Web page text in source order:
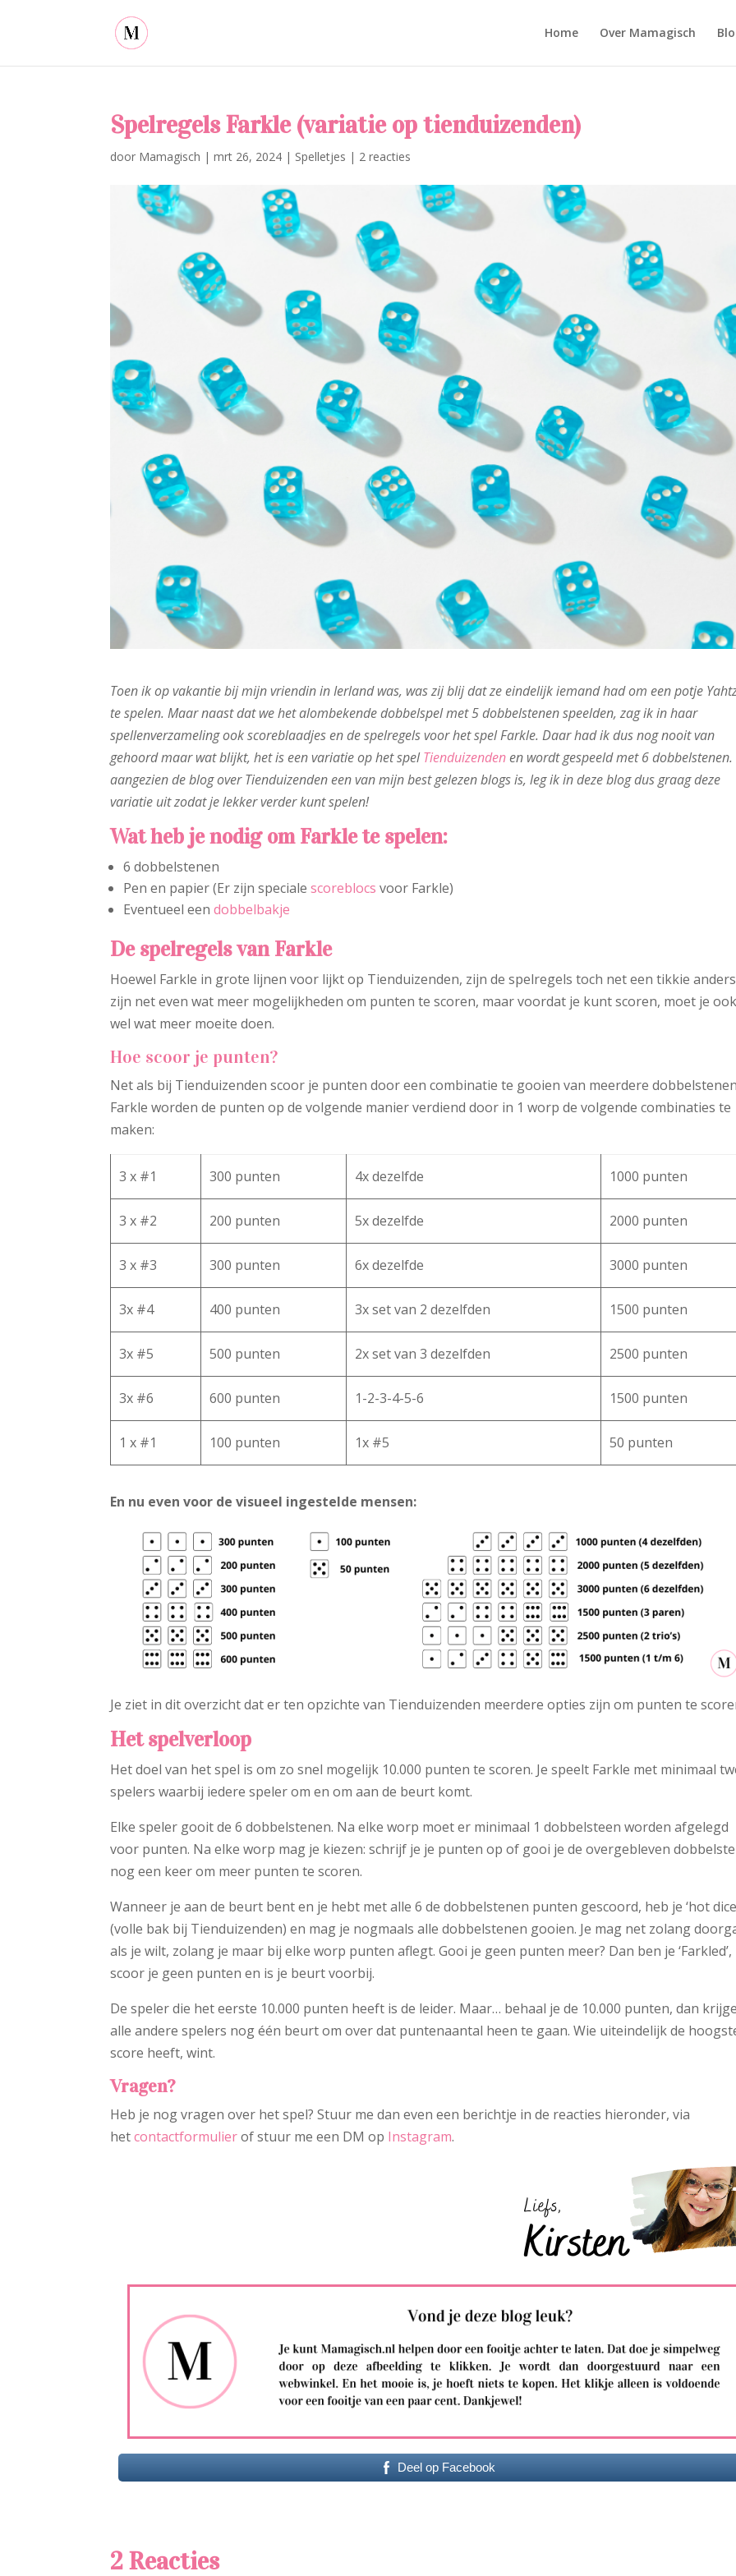
Home Over Mamagisch
Spelregels Farkle (variatie op tienduizenden)
door Mamagisch |mrt 26, 2024 | Spelletjes | 2 reacties
Toen ik op vakantie bij mijn vriendin in Ierland was, was zij blij dat ze eindelijk iemand had om een potje
te spelen. Maar naast dat we het alombekende dobbelspel met 5 dobbelstenen speelden, zag ik in haar
spellenverzameling ook scoreblaadjes en de spelregels voor het spel Farkle. Daar had ik dus nog nooit van
gehoord maar wat blijkt, het is een variatie op het spelTienduizendenen wordt gespeeld met 6 dobbelstenen.
aangezien de blog over Tienduizenden een van mijn best gelezen blogs is, leg ik in deze blog dus graag deze
variatie uit zodat je lekker verder kunt spelen!
Wat heb je nodig om Farkle te spelen:
6 dobbelstenen
Pen en papier (Er zijn specialescoreblocs voor Farkle)
Eventueel eendobbelbakje
De spelregels van Farkle
Hoewel Farkle in grote lijnen voor lijkt op Tienduizenden, zijn de spelregels toch net een tikkie
zijn net even wat meer mogelijkheden om punten te scoren, maar voordat je kunt scoren, moet je ook
wel wat meer moeite doen.
Hoe scoor je punten?
Net als bij Tienduizenden scoor je punten door een combinatie te gooien van meerdere
Farkle worden de punten op de volgende manier verdiend door in 1 worp de volgende combinaties te
maken:
3 x #1 300 punten 4x dezelfde 1000 punten
3 x #2 200 punten 5x dezelfde 2000 punten
3 x #3 300 punten 6x dezelfde 3000 punten
3x #4 400 punten 3x set van 2 dezelfden 1500 punten
3x #5 500 punten 2x set van 3 dezelfden 2500 punten
3x #6 600 punten 1-2-3-4-5-6 1500 punten
1 x #1 100 punten 1x #5 50 punten
En nu even voor de visueel ingestelde mensen:
Je ziet in dit overzicht dat er ten opzichte van Tienduizenden meerdere opties zijn om punten te
Het spelverloop
Het doel van het spel is om zo snel mogelijk 10.000 punten te scoren. Je speelt Farkle met minimaal
spelers waarbij iedere speler om en om aan de beurt komt.
Elke speler gooit de 6 dobbelstenen. Na elke worp moet er minimaal 1 dobbelsteen worden afgelegd
voor punten. Na elke worp mag je kiezen: schrijf je je punten op of gooi je de overgebleven
nog een keer om meer punten te scoren.
Wanneer je aan de beurt bent en je hebt met alle 6 de dobbelstenen punten gescoord, heb je ‘hot
(volle bak bij Tienduizenden) en mag je nogmaals alle dobbelstenen gooien. Je mag net zolang
als je wilt, zolang je maar bij elke worp punten aflegt. Gooi je geen punten meer? Dan ben je ‘Farkled’,
scoor je geen punten en is je beurt voorbij.
De speler die het eerste 10.000 punten heeft is de leider. Maar… behaal je de 10.000 punten, dan
alle andere spelers nog één beurt om over dat puntenaantal heen te gaan. Wie uiteindelijk de
score heeft, wint.
Vragen?
Heb je nog vragen over het spel? Stuur me dan even een berichtje in de reacties hieronder, via
hetcontactformulierof stuur me een DM op Instagram.
Deel op Facebook
2 Reacties